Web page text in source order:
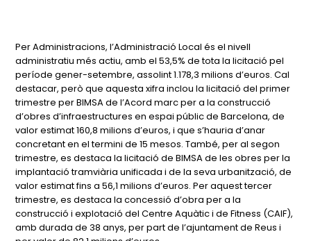
Per Administracions, l’Administració Local és el nivell
administratiu més actiu, amb el 53,5% de tota la licitació pel
període gener-setembre, assolint 1.178,3 milions d’euros. Cal
destacar, però que aquesta xifra inclou la licitació del primer
trimestre per BIMSA de l’Acord marc per a la construcció
d’obres d’infraestructures en espai públic de Barcelona, de
valor estimat 160,8 milions d’euros, i que s’hauria d’anar
concretant en el termini de 15 mesos. També, per al segon
trimestre, es destaca la licitació de BIMSA de les obres per la
implantació tramviària unificada i de la seva urbanització, de
valor estimat fins a 56,1 milions d’euros. Per aquest tercer
trimestre, es destaca la concessió d’obra per a la
construcció i explotació del Centre Aquàtic i de Fitness (CAIF),
amb durada de 38 anys, per part de l’ajuntament de Reus i